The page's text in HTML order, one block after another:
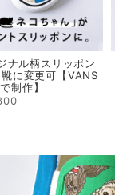
ナル柄スリッポン
に変更可【VANS
制作】